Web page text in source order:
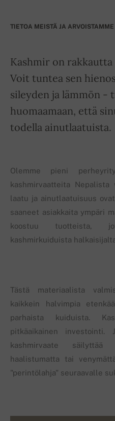
TIETOA MEISTÄ JA ARVOISTAMME
Kashmir on
Voit tuntea sen
sileyden ja lämmön -
huomaamaan, että
todella ainutlaatuista.
Olemme pieni
kashmirvaatteita Nepalista
laatu ja ainutlaatuisuus
saaneet asiakkaita ympäri
koostuu tuotteista,
kashmirkuiduista
Tästä materiaalista
kaikkein halvimpia
parhaista kuiduista.
pitkäaikainen investointi.
kashmirvaate
haalistumatta tai
"perintölahja" seuraavalle